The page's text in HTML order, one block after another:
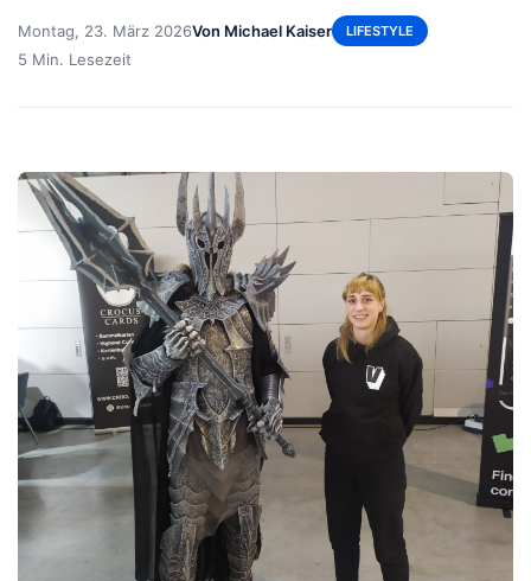
Montag, 23. März 2026Von Michael Kaiser LIFESTYLE
5 Min. Lesezeit